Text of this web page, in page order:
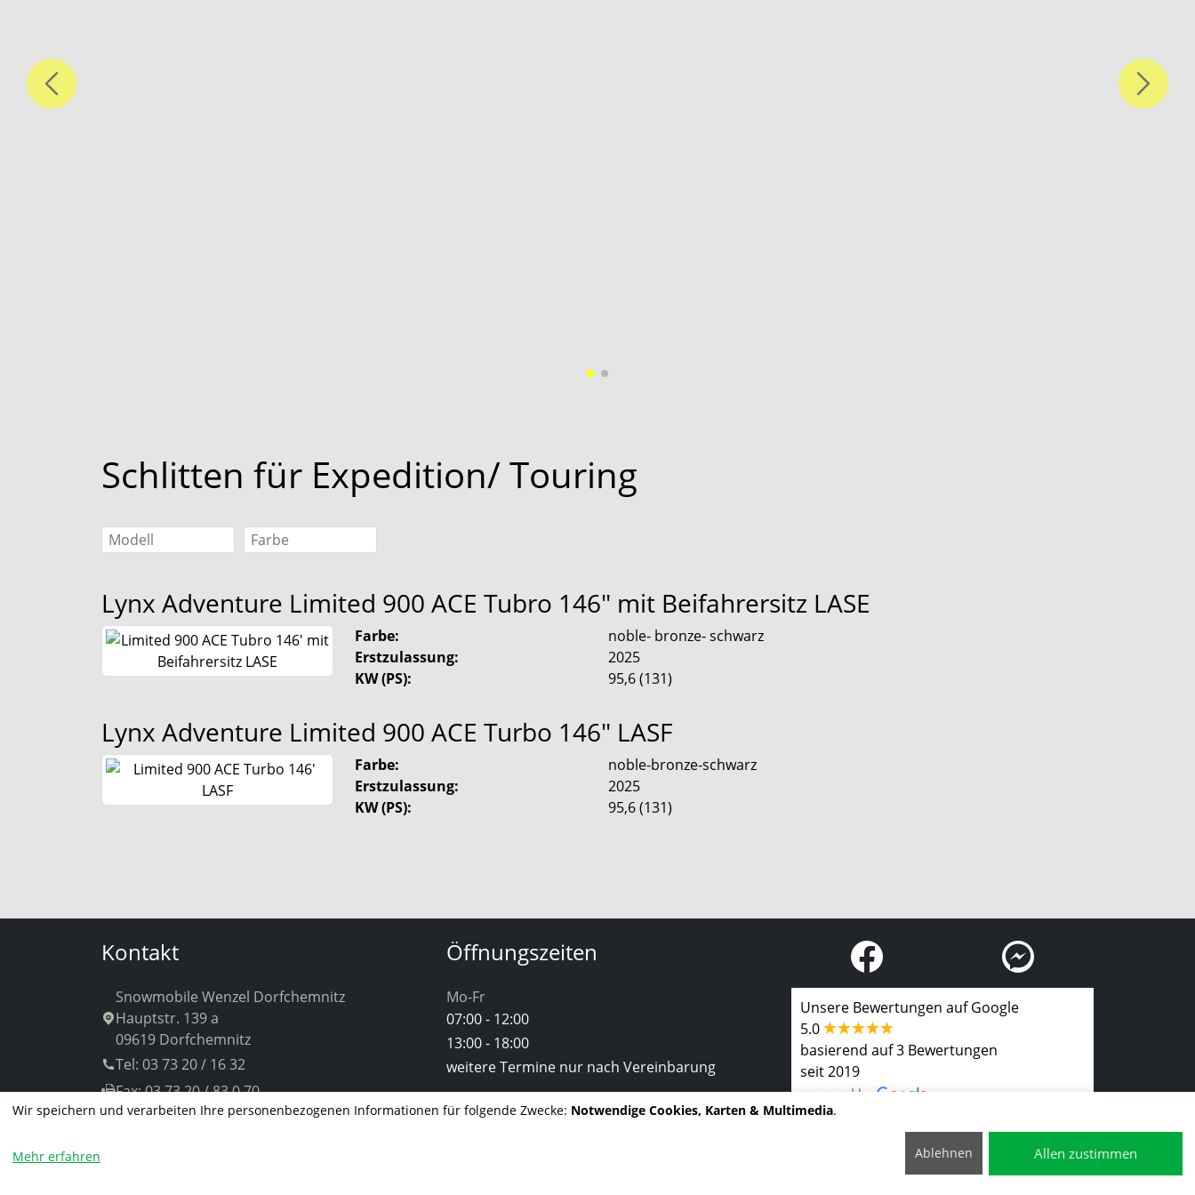
Schlitten für Expedition/ Touring
Lynx Adventure Limited 900 ACE Tubro 146" mit Beifahrersitz LASE
Farbe:
noble- bronze- schwarz
Erstzulassung:
2025
KW (PS):
95,6(131)
Lynx Adventure Limited 900 ACE Turbo 146" LASF
Farbe:
noble-bronze-schwarz
Erstzulassung:
2025
KW (PS):
95,6(131)
Kontakt
Snowmobile Wenzel Dorfchemnitz
Hauptstr. 139 a
09619 Dorfchemnitz
Tel: 03 73 20 / 16 32
Fax: 03 73 20 / 83 0 70
info@snowmobile-wenzel.de
Öffnungszeiten
Mo-Fr
07:00 - 12:00
13:00 - 18:00
weitere Termine nur nach Vereinbarung
Unsere Bewertungen auf Google
5.0
basierend auf 3 Bewertungen
seit 2019
Wir speichern und verarbeiten Ihre personenbezogenen Informationen für folgende Zwecke: Notwendige Cookies, Karten & Multimedia.
Mehr erfahren Ablehnen Allen zustimmen